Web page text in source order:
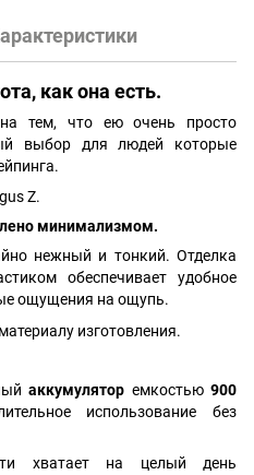
как она есть.
тем, что ею очень просто
выбор для людей которые
минимализмом.
нежный и тонкий. Отделка
обеспечивает удобное
ощущения на ощупь.
аккумулятор емкостью900
использование без
хватает на целый день